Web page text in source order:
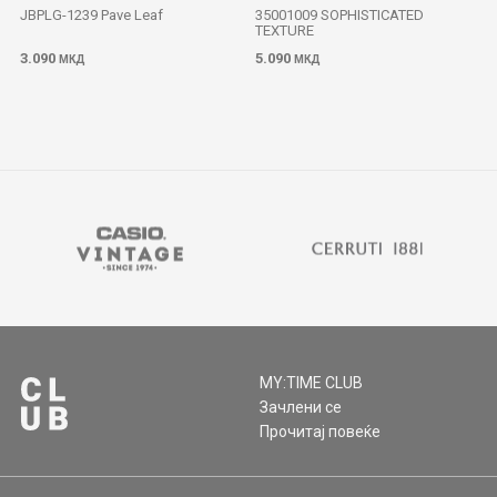
JBPLG-1239 Pave Leaf
3.090 МКД
35001009 SOPHISTICATED
TEXTURE
5.090 МКД
MY:TIME CLUB
Зачлени се
Прочитај повеќе